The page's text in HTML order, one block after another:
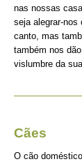
nas nossas
seja alegrar-
canto, mas
também nos
vislumbre da
Cães
O cão